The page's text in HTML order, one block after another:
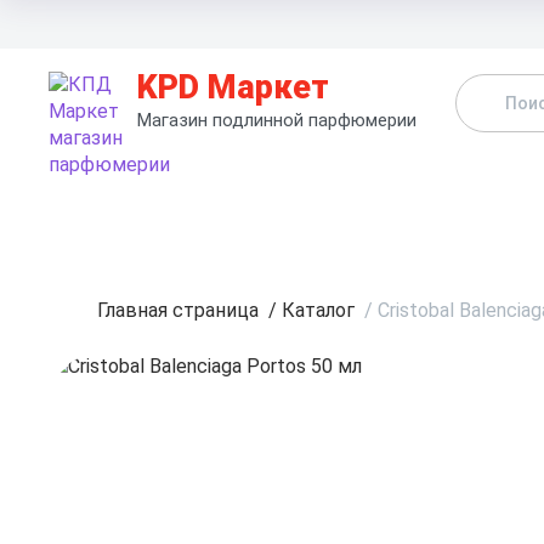
KPD Маркет
Магазин подлинной парфюмерии
Главная страница / Каталог / Cristobal